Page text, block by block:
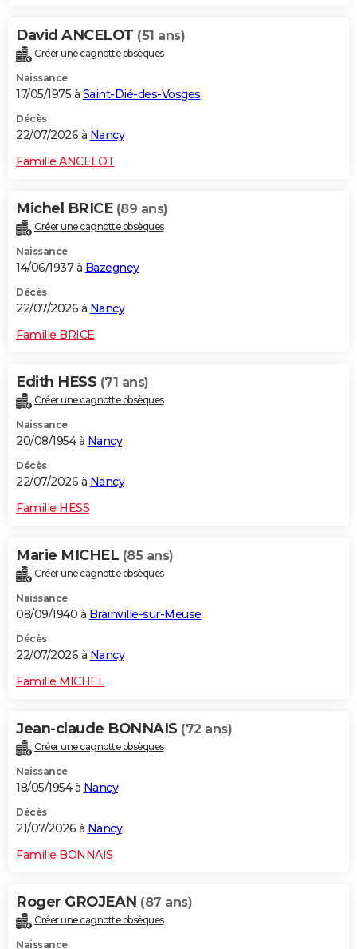
David ANCELOT (51 ans)
Créer une cagnotte obsèques
Naissance
17/05/1975 à Saint-Dié-des-Vosges
Décès
22/07/2026 à Nancy
Famille ANCELOT
Michel BRICE (89 ans)
Créer une cagnotte obsèques
Naissance
14/06/1937 à Bazegney
Décès
22/07/2026 à Nancy
Famille BRICE
Edith HESS (71 ans)
Créer une cagnotte obsèques
Naissance
20/08/1954 à Nancy
Décès
22/07/2026 à Nancy
Famille HESS
Marie MICHEL (85 ans)
Créer une cagnotte obsèques
Naissance
08/09/1940 à Brainville-sur-Meuse
Décès
22/07/2026 à Nancy
Famille MICHEL
Jean-claude BONNAIS (72 ans)
Créer une cagnotte obsèques
Naissance
18/05/1954 à Nancy
Décès
21/07/2026 à Nancy
Famille BONNAIS
Roger GROJEAN (87 ans)
Créer une cagnotte obsèques
Naissance